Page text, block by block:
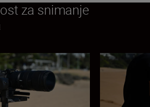
za snimanje